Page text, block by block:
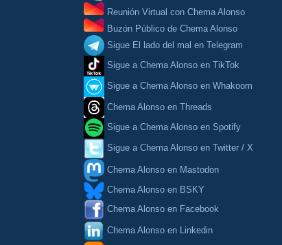
Reunión Virtual con Chema Alonso
Buzón Público de Chema Alonso
Sigue El lado del mal en Telegram
Sigue a Chema Alonso en TikTok
Sigue a Chema Alonso en Whakoom
Chema Alonso en Threads
Sigue a Chema Alonso en Spotify
Sigue a Chema Alonso en Twitter / X
Chema Alonso en Mastodon
Chema Alonso en BSKY
Chema Alonso en Facebook
Chema Alonso en Linkedin